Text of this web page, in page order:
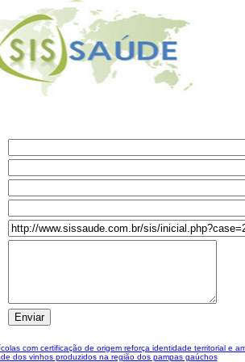
com certificação de origem reforça identidade territorial e
dos vinhos produzidos na região dos pampas gaúchos